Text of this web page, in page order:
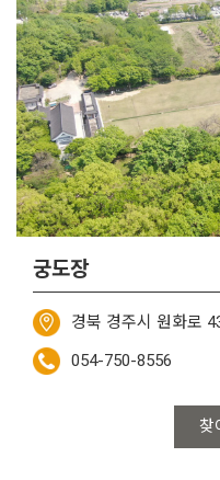
궁도장
경북 경주시 원화로
054-750-8556
찾